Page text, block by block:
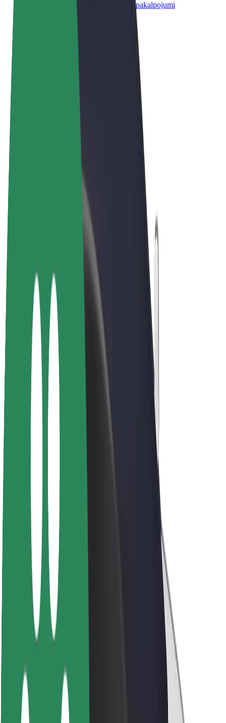
Tavam uzņēmumam pielāgoti Bolt pakalpojumi
Bolt for Business
Bolt Plus
Gūsti ieņēmumus ar Bolt
Autovadītāji
Autovadītāja ieņēmumi
Kurjeri
Kurjerpartnera ieņēmumi
Reģistrē autoparku
Bolt ilgtspējība
Project Zero
Ziņu telpa
Zīmola vadlīnijas
Misija
Attiecības ar investoriem
Vadība
Zīmols
Pilsētvides fonds
Pasažieru drošība